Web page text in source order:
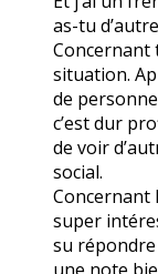
as-tu
Concernant
situation.
de
c’est dur
de voir
social.
Concernant
super
su